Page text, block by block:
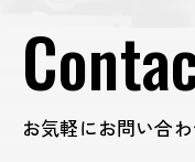
お気軽にお問い合